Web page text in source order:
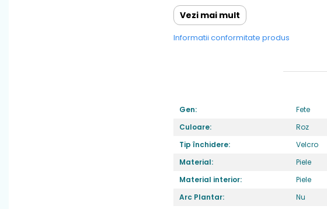
Vezi mai mult
Informatii conformitate produs
Gen:
Fete
Culoare:
Roz
Tip închidere:
Velcro
Material:
Piele
Material interior:
Piele
Arc Plantar:
Nu